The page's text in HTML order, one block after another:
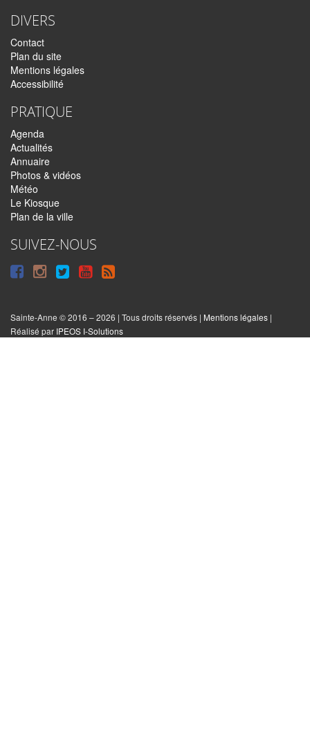
DIVERS
Contact
Plan du site
Mentions légales
Accessibilité
PRATIQUE
Agenda
Actualités
Annuaire
Photos & vidéos
Météo
Le Kiosque
Plan de la ville
SUIVEZ-NOUS
Suivre
Facebook
Suivre
Instagram
Suivre
Twitter
Syndiquer
le
site
Sainte-Anne © 2016 – 2026 | Tous droits réservés | Mentions légales |
Réalisé par IPEOS I-Solutions
Réinitialiser